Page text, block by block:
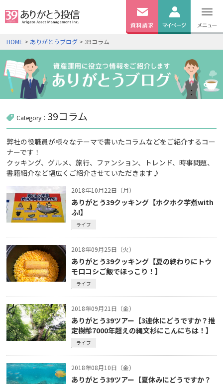
請求
HOME > ありがとうブログ > 39コラム
Category： 39コラム
弊社の役職員が様々なテーマで書いたコラムなどをご紹介するコー
ナーです！
クッキング、グルメ、旅行、ファンション、トレンド、時事問題、
書籍紹介など幅広くご紹介させていただきます♪
2018年10月22日（月）
ありがとう39クッキング【ホクホク芋煮with
ふ!】
ライフ
2018年09月25日（火）
ありがとう39クッキング【夏の終わりにトウ
モロコシご飯でほっこり！】
ライフ
2018年09月21日（金）
ありがとう39ツアー【3連休にどうですか？推
定樹齢7000年超えの縄文杉にこんにちは！】
ライフ
2018年08月10日（金）
ありがとう39ツアー【夏休みにどうですか？